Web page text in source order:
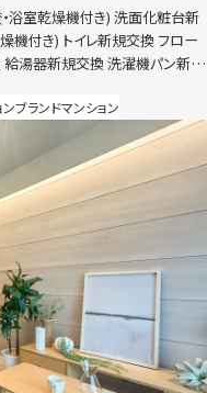
浴室乾燥機付き) 洗面化粧台新
機付き) トイレ新規交換 フロー
湯器新規交換 洗濯機パン新規
ブランドマンション